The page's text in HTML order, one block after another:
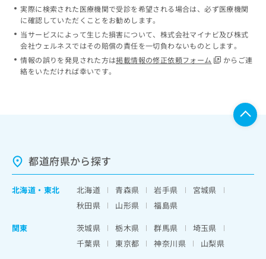
実際に検索された医療機関で受診を希望される場合は、必ず医療機関
に確認していただくことをお勧めします。
当サービスによって生じた損害について、株式会社マイナビ及び株式
会社ウェルネスではその賠償の責任を一切負わないものとします。
情報の誤りを発見された方は掲載情報の修正依頼フォーム
からご連
絡をいただければ幸いです。
都道府県から探す
北海道 ・ 東北 北海道 青森県 岩手県
宮城県
秋田県
山形県
福島県
関東
茨城県 栃木県 群馬県
埼玉県
千葉県
東京都 神奈川県
山梨県